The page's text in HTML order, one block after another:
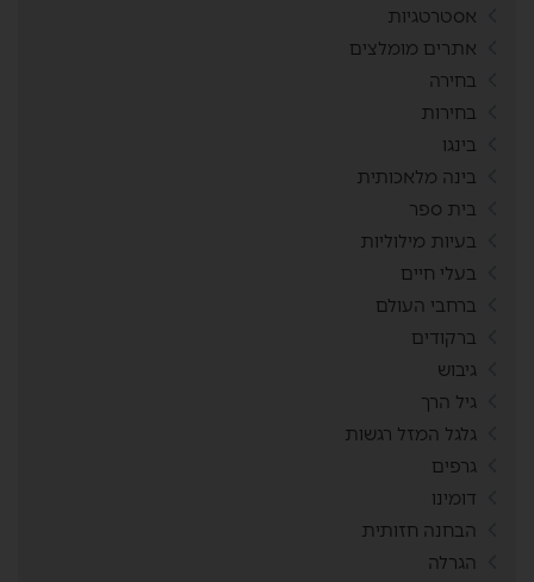
אסטרטגיות
אתרים מומלצים
בחירה
בחירות
בינגו
בינה מלאכותית
בית ספר
בעיות מילוליות
בעלי חיים
ברחבי העולם
ברקודים
גיבוש
גיל הרך
גלגל המזל רגשות
גרפים
דומינו
הבחנה חזותית
הגרלה